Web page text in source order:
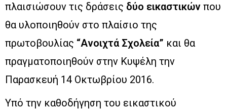
πλαισιώσουν τις δράσεις δύο εικαστικών που
θα υλοποιηθούν στο πλαίσιο της
πρωτοβουλίας “Ανοιχτά Σχολεία” και θα
πραγματοποιηθούν στην Κυψέλη την
Παρασκευή 14 Οκτωβρίου 2016.
Υπό την καθοδήγηση του εικαστικού